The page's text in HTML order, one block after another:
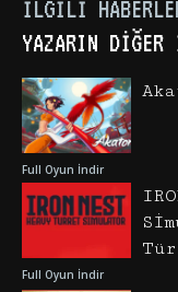
İLGILI
YAZARIN
Full Oyun İndir
Full Oyun İndir